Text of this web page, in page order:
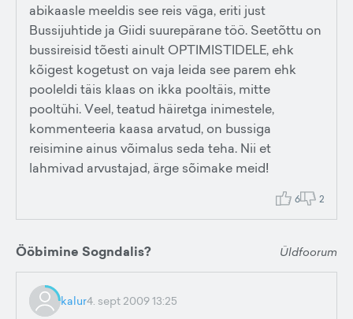
abikaasle meeldis see reis väga, eriti just
Bussijuhtide ja Giidi suurepärane töö. Seetõttu on
bussireisid tõesti ainult OPTIMISTIDELE, ehk
kõigest kogetust on vaja leida see parem ehk
pooleldi täis klaas on ikka pooltäis, mitte
pooltühi. Veel, teatud häiretga inimestele,
kommenteeria kaasa arvatud, on bussiga
reisimine ainus võimalus seda teha. Nii et
lahmivad arvustajad, ärge sõimake meid!
6 2
Ööbimine Sogndalis? Üldfoorum
kalur4. sept 2009 13:25